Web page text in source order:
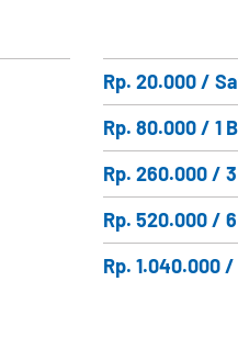
Rp. 20.000 /
Rp. 80.000 / 1
Rp. 260.000 /
Rp. 520.000 /
Rp. 1.040.000 /